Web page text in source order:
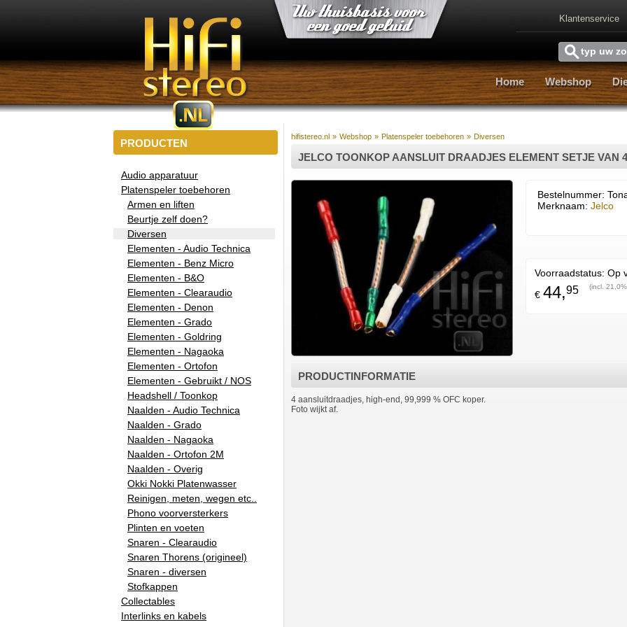
Klantenservice
Home Webshop
Home Webshop
PRODUCTEN
Audio apparatuur
Platenspeler toebehoren
Armen en liften
Beurtje zelf doen?
Diversen
Elementen - Audio Technica
Elementen - Benz Micro
Elementen - B&O
Elementen - Clearaudio
Elementen - Denon
Elementen - Grado
Elementen - Goldring
Elementen - Nagaoka
Elementen - Ortofon
Elementen - Gebruikt / NOS
Headshell / Toonkop
Naalden - Audio Technica
Naalden - Grado
Naalden - Nagaoka
Naalden - Ortofon 2M
Naalden - Overig
Okki Nokki Platenwasser
Reinigen, meten, wegen etc..
Phono voorversterkers
Plinten en voeten
Snaren - Clearaudio
Snaren Thorens (origineel)
Snaren - diversen
Stofkappen
Collectables
Interlinks en kabels
hifistereo.nl » Webshop » Platenspeler toebehoren » Diversen
JELCO TOONKOP AANSLUIT DRAADJES ELEMENT SETJE VAN 4
Bestelnummer:
Merknaam: Jelco
Voorraadstatus: Op
€ 44,95 (incl.
PRODUCTINFORMATIE
4 aansluitdraadjes, high-end, 99,999 % OFC koper.
Foto wijkt af.